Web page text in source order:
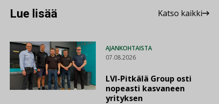
Lue lisää Katso kaikki
AJANKOHTAISTA
07.08.2026
LVI-Pitkälä Group osti
nopeasti kasvaneen
yrityksen